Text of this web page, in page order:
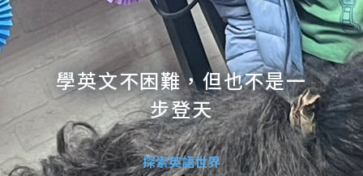
學英文不困難，但也不是一
步登天
探索英語世界